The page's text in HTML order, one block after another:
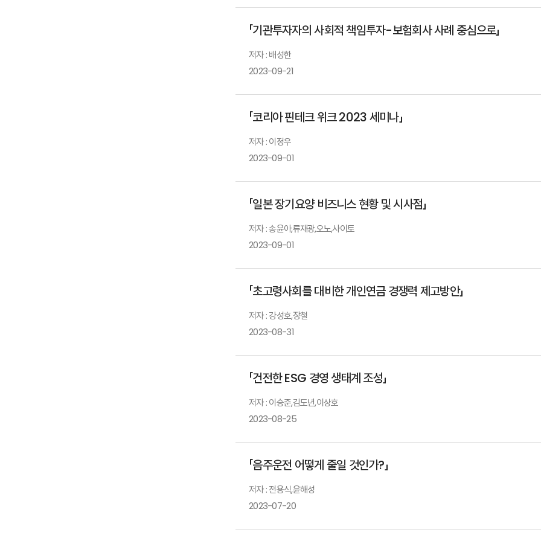
발표자 : 박종원 서울시
「기관투자자의 사회적 책임투자-보험회사 사례 중심으로」
저자 : 배성한
2023-09-21
「코리아 핀테크 위크 2023 세미나」
저자 : 이정우
2023-09-01
발표자 : George Kesselman
「일본 장기요양 비즈니스 현황 및 시사점」
저자 : 송윤아,류재광,오노,사이토
2023-09-01
발표자 : 류재광
Ⅲ.「일본노인복지재단의유료노인홈운영사례」
발표자 : ONO Nobuo 일본노
Ⅳ.「SOMPO그룹의고령자케어비즈니스」
발표자 : SAITO Kazuhiro
「초고령사회를 대비한 개인연금 경쟁력 제고방안」
저자 : 강성호,장철
2023-08-31
강성호 보험연구원 연구위원
「건전한 ESG 경영 생태계 조성」
저자 : 이승준,김도년,이상호
2023-08-25
「음주운전 어떻게 줄일 것인가?」
저자 : 전용식,윤해성
2023-07-20